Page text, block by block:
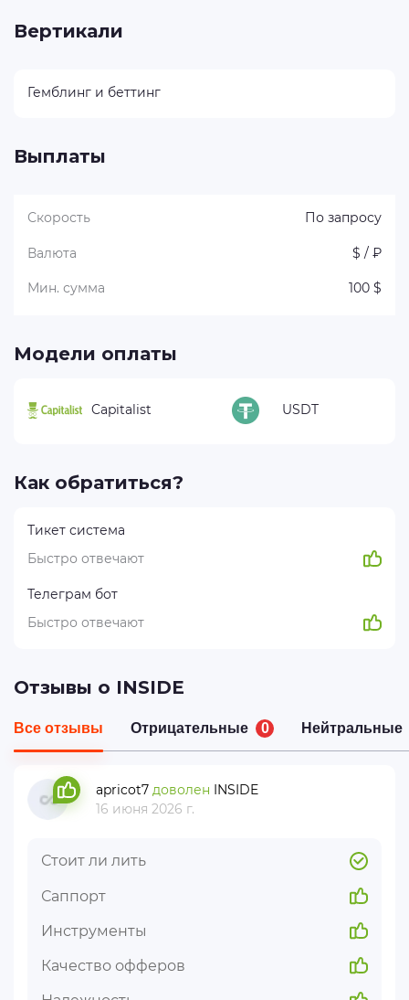
Вертикали
Гемблинг и беттинг
Выплаты
Скорость По запросу
Валюта $ / ₽
Мин. сумма 100 $
Модели оплаты
Capitalist USDT
Как обратиться?
Тикет система
Быстро отвечают
Телеграм бот
Быстро отвечают
Отзывы о INSIDE
Все отзывы Отрицательные 0 Нейтральные
apricot7 доволен INSIDE
16 июня 2026 г.
Стоит ли лить
Саппорт
Инструменты
Качество офферов